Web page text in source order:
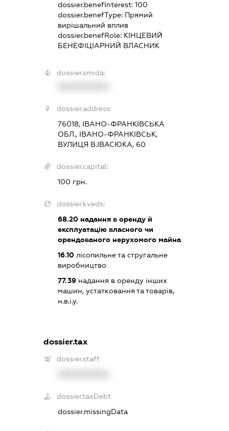
dossier.benefInterest:100
dossier.benefType: Прямий
вирішальний вплив
dossier.benefRole: КІНЦЕВИЙ
БЕНЕФІЦІАРНИЙ ВЛАСНИК
dossier.smida:
dossier.address:
76018, ІВАНО-ФРАНКІВСЬКА
ОБЛ., ІВАНО-ФРАНКІВСЬК,
ВУЛИЦЯ В.ІВАСЮКА, 60
dossier.capital:
100 грн.
dossier.kveds:
68.20 надання в оренду й
експлуатацію власного чи
орендованого нерухомого майна
16.10 лісопильне та стругальне
виробництво
77.39 надання в оренду інших
машин, устатковання та товарів,
н.в.і.у.
dossier.tax
dossier.staff
dossier.taxDebt
dossier.missingData